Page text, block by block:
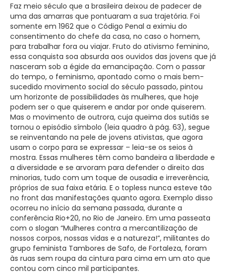
Faz meio século que a brasileira deixou de padecer de
uma das amarras que pontuaram a sua trajetória. Foi
somente em 1962 que o Código Penal a eximiu do
consentimento do chefe da casa, no caso o homem,
para trabalhar fora ou viajar. Fruto do ativismo feminino,
essa conquista soa absurda aos ouvidos das jovens que já
nasceram sob a égide da emancipação. Com o passar
do tempo, o feminismo, apontado como o mais bem-
sucedido movimento social do século passado, pintou
um horizonte de possibilidades às mulheres, que hoje
podem ser o que quiserem e andar por onde quiserem.
Mas o movimento de outrora, cuja queima dos sutiãs se
tornou o episódio símbolo (leia quadro à pág. 63), segue
se reinventando na pele de jovens ativistas, que agora
usam o corpo para se expressar – leia-se os seios à
mostra. Essas mulheres têm como bandeira a liberdade e
a diversidade e se arvoram para defender o direito das
minorias, tudo com um toque de ousadia e irreverência,
próprios de sua faixa etária. E o topless nunca esteve tão
no front das manifestações quanto agora. Exemplo disso
ocorreu no início da semana passada, durante a
conferência Rio+20, no Rio de Janeiro. Em uma passeata
com o slogan “Mulheres contra a mercantilização de
nossos corpos, nossas vidas e a natureza!”, militantes do
grupo feminista Tambores de Safo, de Fortaleza, foram
às ruas sem roupa da cintura para cima em um ato que
contou com cinco mil participantes.